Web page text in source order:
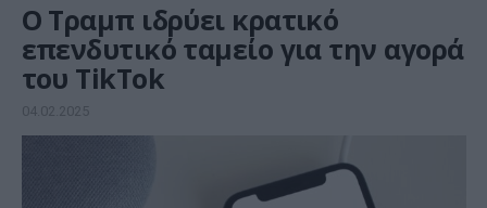
Ο Τραμπ ιδρύει κρατικό
επενδυτικό ταμείο για την αγορά
του TikTok
04.02.2025